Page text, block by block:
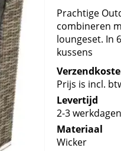
Prachtige
combineren
loungeset. In
kussens
Prijs is incl.
Levertijd
2-3 werkdagen
Materiaal
Wicker